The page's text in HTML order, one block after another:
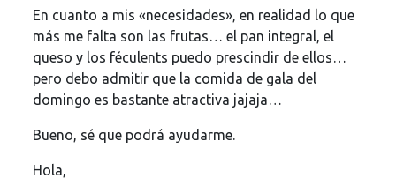
En cuanto a mis «necesidades», en realidad lo que
más me falta son las frutas… el pan integral, el
queso y los féculents puedo prescindir de ellos…
pero debo admitir que la comida de gala del
domingo es bastante atractiva jajaja…
Bueno, sé que podrá ayudarme.
Hola,